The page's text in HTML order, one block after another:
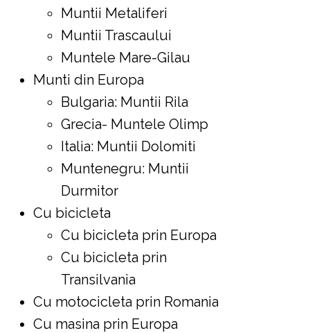
Muntii Metaliferi
Muntii Trascaului
Muntele Mare-Gilau
Munti din Europa
Bulgaria: Muntii Rila
Grecia- Muntele Olimp
Italia: Muntii Dolomiti
Muntenegru: Muntii
Durmitor
Cu bicicleta
Cu bicicleta prin Europa
Cu bicicleta prin
Transilvania
Cu motocicleta prin Romania
Cu masina prin Europa